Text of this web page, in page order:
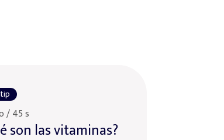
/ 45 s
son las vitaminas?